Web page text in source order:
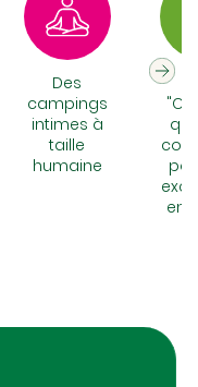
Des
campings
intimes à
taille
humaine
en